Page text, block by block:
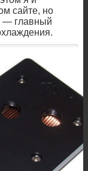
сайте, но
— главный